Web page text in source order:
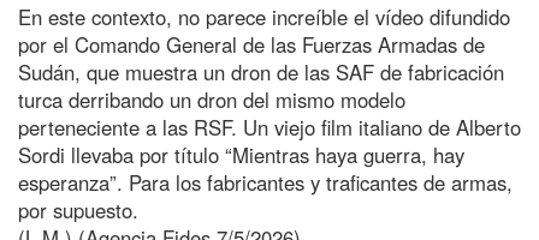
En este contexto, no parece increíble el vídeo difundido
por el Comando General de las Fuerzas Armadas de
Sudán, que muestra un dron de las SAF de fabricación
turca derribando un dron del mismo modelo
perteneciente a las RSF. Un viejo film italiano de Alberto
Sordi llevaba por título “Mientras haya guerra, hay
esperanza”. Para los fabricantes y traficantes de armas,
por supuesto.